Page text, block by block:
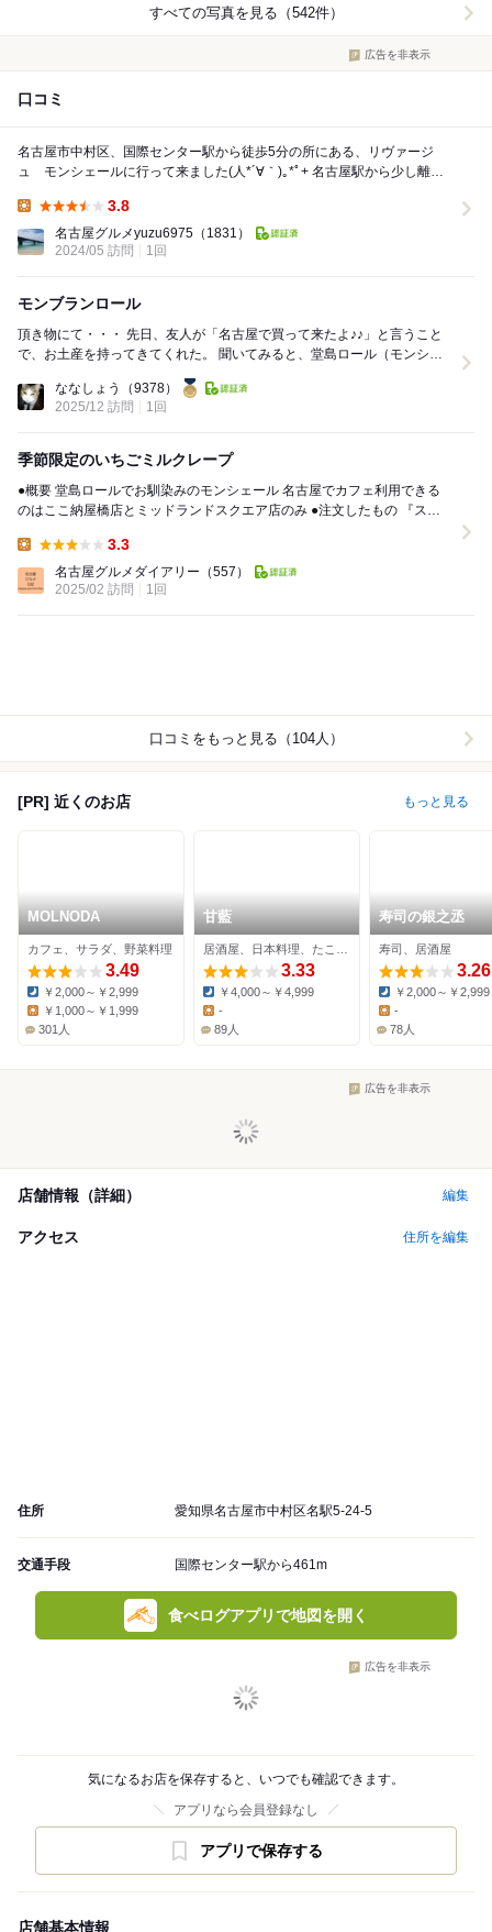
すべての写真を見る（542件）
広告を非表示
口コミ
名古屋市中村区、国際センター駅から徒歩5分の所にある、リヴァージ
ュ モンシェールに行って来ました(⁠人⁠*⁠´⁠∀⁠｀⁠)⁠｡⁠*ﾟ⁠+ 名古屋駅から少し離れ
3.8
名古屋グルメyuzu6975 （1831）
2024/05 訪問
1回
モンブランロール
頂き物にて・・・ 先日、友人が「名古屋で買って来たよ♪♪」と言うこと
で、お土産を持ってきてくれた。 聞いてみると、堂島ロール（モンシェ
ななしょう
（9378）
2025/12 訪問
1回
季節限定のいちごミルクレープ
●概要 堂島ロールでお馴染みのモンシェール 名古屋でカフェ利用できる
のはここ納屋橋店とミッドランドスクエア店のみ ●注文したもの 『スト
3.3
名古屋グルメダイアリー （557）
2025/02 訪問
1回
口コミをもっと見る（104人）
[PR] 近くのお店 もっと見る
MOLNODA
カフェ、サラダ、野菜料理
3.49
Dinner:
￥2,000～￥2,999
￥1,000～￥1,999
301人
甘藍
3.33
Dinner:
￥4,000～￥4,999
Lunch:
-
89人
寿司の銀之丞
寿司、居酒屋
3.26
Dinner:
￥2,000～￥2,999
Lunch:
-
78人
広告を非表示
店舗情報（詳細） 編集
アクセス 住所を編集
住所 愛知県名古屋市中村区名駅5-24-5
交通手段 国際センター駅から461m
食べログアプリで地図を開く
広告を非表示
気になるお店を保存すると、いつでも確認できます。
アプリなら会員登録なし
アプリで保存する
店舗基本情報